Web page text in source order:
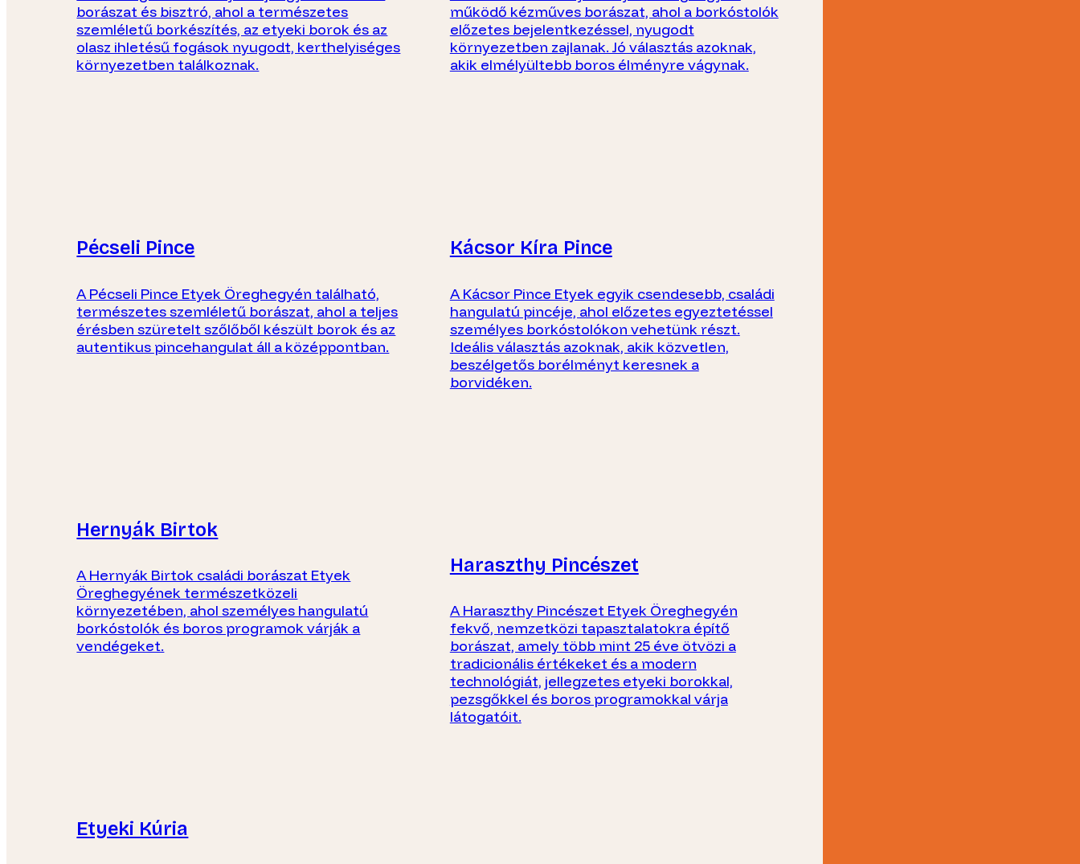
borászat és bisztró, ahol a természetes
szemléletű borkészítés, az etyeki borok és az
olasz ihletésű fogások nyugodt, kerthelyiséges
környezetben találkoznak.
Pécseli Pince
A Pécseli Pince Etyek Öreghegyén található,
természetes szemléletű borászat, ahol a teljes
érésben szüretelt szőlőből készült borok és az
autentikus pincehangulat áll a középpontban.
Hernyák Birtok
A Hernyák Birtok családi borászat Etyek
Öreghegyének természetközeli
környezetében, ahol személyes hangulatú
borkóstolók és boros programok várják a
vendégeket.
Etyeki Kúria
működő kézműves borászat, ahol a borkóstolók
előzetes bejelentkezéssel, nyugodt
környezetben zajlanak. Jó választás azoknak,
akik elmélyültebb boros élményre vágynak.
Kácsor Kíra Pince
A Kácsor Pince Etyek egyik csendesebb, családi
hangulatú pincéje, ahol előzetes egyeztetéssel
személyes borkóstolókon vehetünk részt.
Ideális választás azoknak, akik közvetlen,
beszélgetős borélményt keresnek a
borvidéken.
Haraszthy Pincészet
A Haraszthy Pincészet Etyek Öreghegyén
fekvő, nemzetközi tapasztalatokra építő
borászat, amely több mint 25 éve ötvözi a
tradicionális értékeket és a modern
technológiát, jellegzetes etyeki borokkal,
pezsgőkkel és boros programokkal várja
látogatóit.